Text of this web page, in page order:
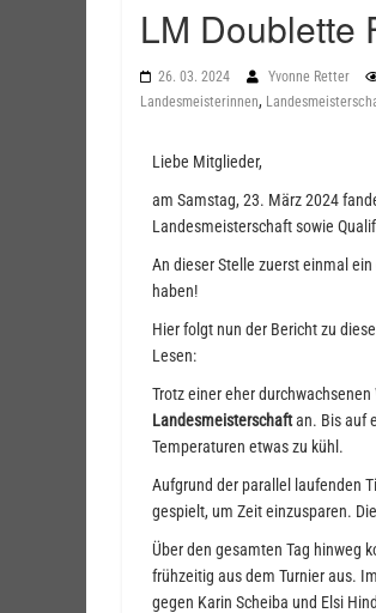
LM Doublette
26. 03. 2024 Yvonne Retter
Landesmeisterinnen,
Liebe Mitglieder,
am Samstag, 23. März 2024
Landesmeisterschaft sowie
An dieser Stelle zuerst einmal
haben!
Hier folgt nun der Bericht zu
Lesen:
Trotz einer eher
Landesmeisterschaftan. Bis auf
Temperaturen etwas zu kühl.
Aufgrund der parallel laufenden
gespielt, um Zeit einzusparen.
Über den gesamten Tag hinweg
frühzeitig aus dem Turnier aus.
gegen Karin Scheiba und Elsi